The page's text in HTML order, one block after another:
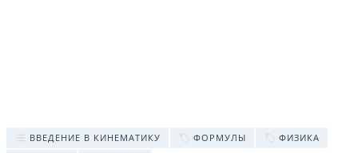
ВВЕДЕНИЕ В КИНЕМАТИКУ ФОРМУЛЫ
ФИЗИКА